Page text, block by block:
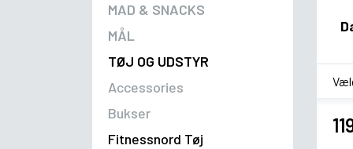
MAD & SNACKS
MÅL
TØJ OG UDSTYR
Accessories
Bukser
Fitnessnord Tøj
*